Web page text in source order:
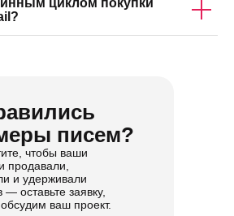
циклом покупки
писем?
чтобы ваши
продавали,
и удерживали
— оставьте заявку,
ваш проект.